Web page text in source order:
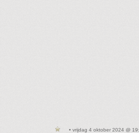
• vrijdag 4 oktober 2024 @